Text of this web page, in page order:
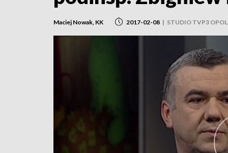
Maciej Nowak, KK 2017-02-08 | STUDIO TVP3